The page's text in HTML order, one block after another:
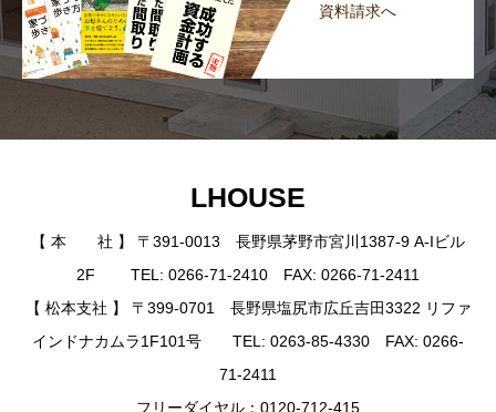
資料請求へ
LHOUSE
【 本 社 】 〒391-0013 長野県茅野市宮川1387-9 A-Iビル
2F TEL: 0266-71-2410 FAX: 0266-71-2411
【 松本支社 】 〒399-0701 長野県塩尻市広丘吉田3322 リファ
インドナカムラ1F101号 TEL: 0263-85-4330 FAX: 0266-
71-2411
フリーダイヤル：0120-712-415